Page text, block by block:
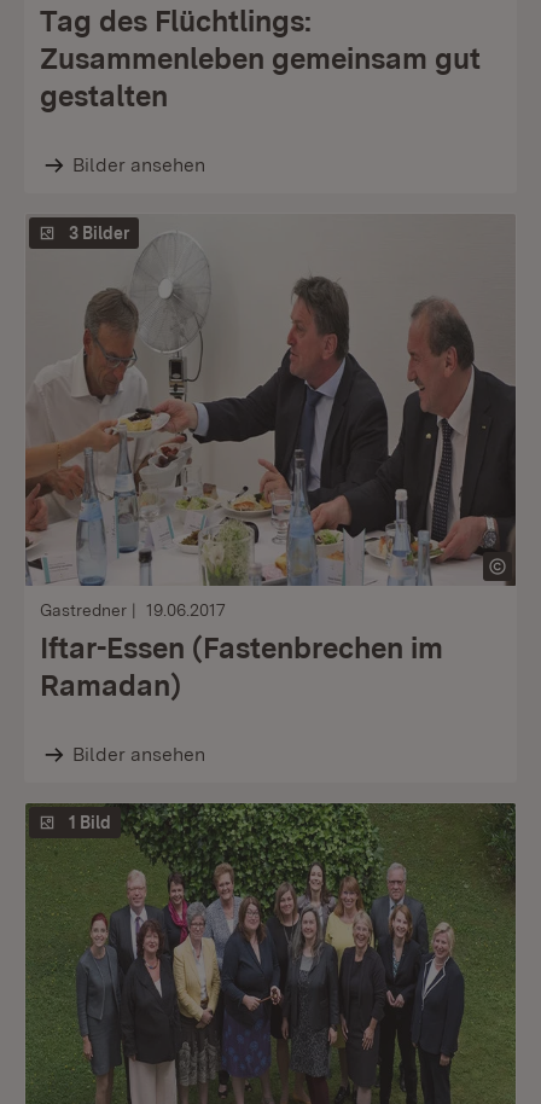
Tag des Flüchtlings:
Zusammenleben gemeinsam gut
gestalten
Bilder ansehen
3 Bilder
Gastredner 19.06.2017
Iftar-Essen (Fastenbrechen im
Ramadan)
Bilder ansehen
1 Bild